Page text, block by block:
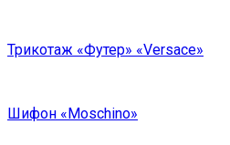
Трикотаж «Футер» «Versace»
Шифон «Moschino»